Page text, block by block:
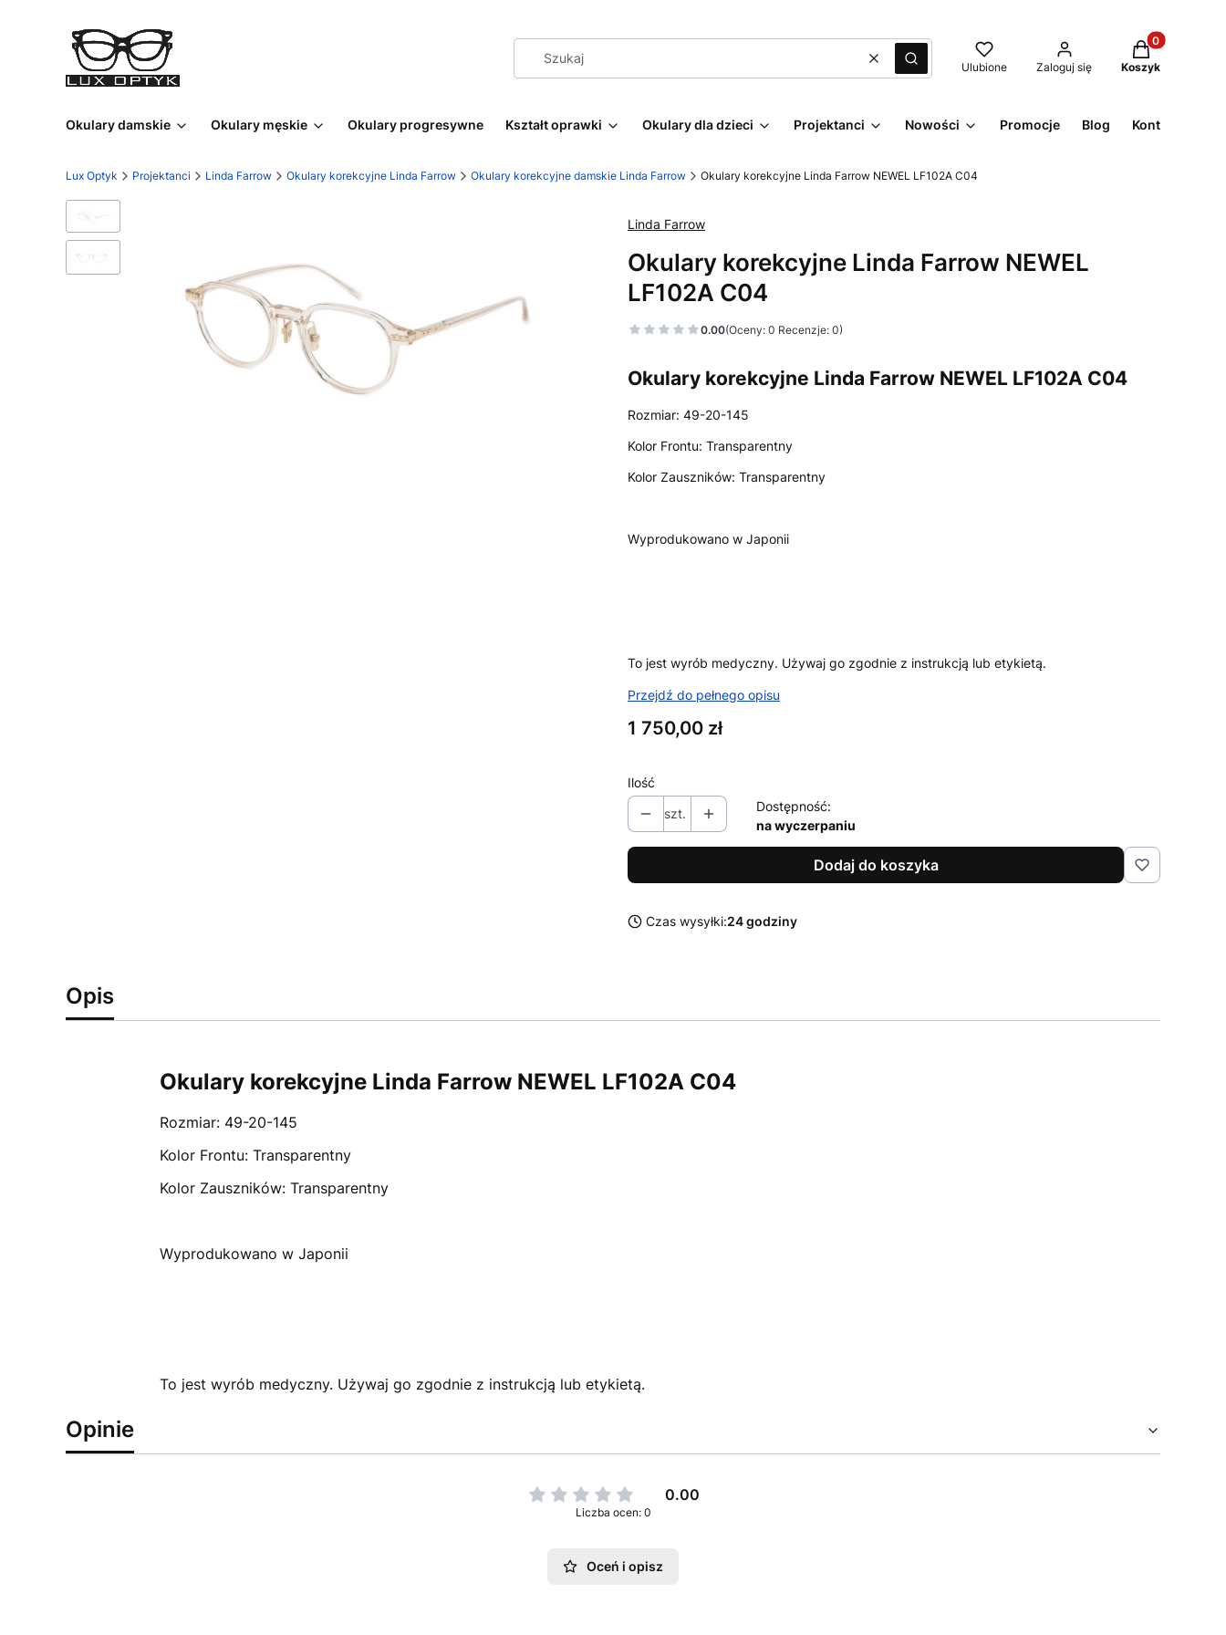
WyczyśćSzukaj Ulubione Zaloguj się
Produkty w
Koszyk
Okulary damskie Okulary męskie Okulary progresywne Kształt oprawki Okulary dla dzieci Projektanci Nowości Promocje Blog Kontakt
Lux Optyk Projektanci Linda Farrow Okulary korekcyjne Linda Farrow Okulary korekcyjne damskie Linda Farrow Okulary korekcyjne Linda Farrow NEWEL LF102A C04
Linda Farrow
Okulary korekcyjne Linda Farrow NEWEL
LF102A C04
0.00(Oceny: 0 Recenzje: 0)
Okulary korekcyjne Linda Farrow NEWEL LF102A C04
Rozmiar: 49-20-145
Kolor Frontu: Transparentny
Kolor Zauszników: Transparentny
Wyprodukowano w Japonii
To jest wyrób medyczny. Używaj go zgodnie z instrukcją lub etykietą.
Przejdź do pełnego opisu
Cena
1 750,00 zł
Ilość
szt.
Dostępność:
na wyczerpaniu
Dodaj do koszyka
Czas wysyłki:24 godziny
Opis
Okulary korekcyjne Linda Farrow NEWEL LF102A C04
Rozmiar: 49-20-145
Kolor Frontu: Transparentny
Kolor Zauszników: Transparentny
Wyprodukowano w Japonii
To jest wyrób medyczny. Używaj go zgodnie z instrukcją lub etykietą.
Opinie
0.00
Liczba ocen: 0
Oceń i opisz